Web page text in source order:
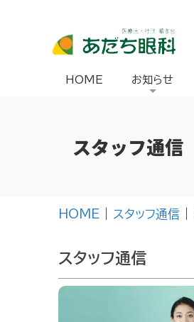
HOME お知らせ
スタッフ通信
HOME スタッフ通信
スタッフ通信